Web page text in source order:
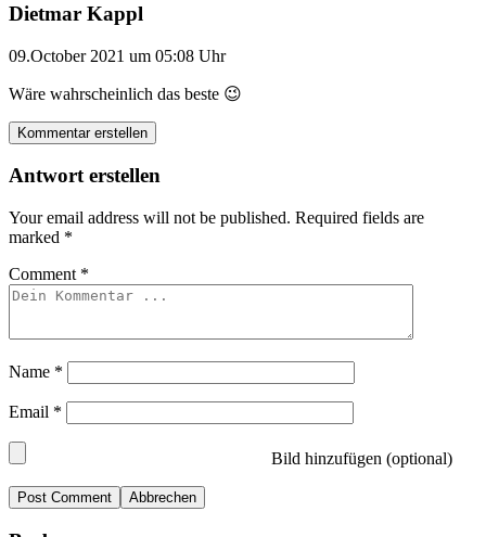
Dietmar Kappl
09.October 2021 um 05:08 Uhr
Wäre wahrscheinlich das beste 😉
Kommentar erstellen
Antwort erstellen
Your email address will not be published. Required fields are
marked *
Comment *
Name *
Email *
Bild hinzufügen (optional)
Abbrechen